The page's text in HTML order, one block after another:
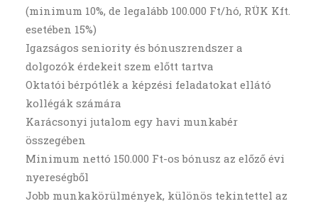
(minimum 10%, de legalább 100.000 Ft/hó, RÜK Kft.
esetében 15%)
Igazságos seniority és bónuszrendszer a
dolgozók érdekeit szem előtt tartva
Oktatói bérpótlék a képzési feladatokat ellátó
kollégák számára
Karácsonyi jutalom egy havi munkabér
összegében
Minimum nettó 150.000 Ft-os bónusz az előző évi
nyereségből
Jobb munkakörülmények, különös tekintettel az